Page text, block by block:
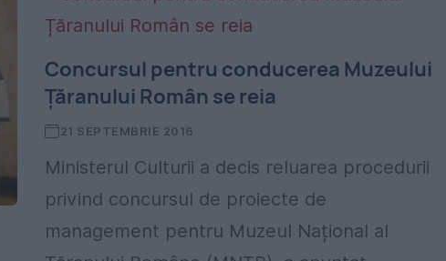
Concursul pentru conducerea Muzeului
Țăranului Român se reia
21 SEPTEMBRIE 2016
Ministerul Culturii a decis reluarea procedurii
privind concursul de proiecte de
management pentru Muzeul Național al